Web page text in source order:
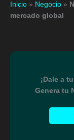
Inicio » Negocio »
mercado global
¡Dale a
Genera tu